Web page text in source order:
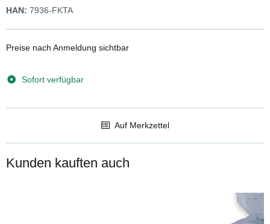
HAN: 7936-FKTA
Preise nach Anmeldung sichtbar
Sofort verfügbar
Auf Merkzettel
Kunden kauften auch